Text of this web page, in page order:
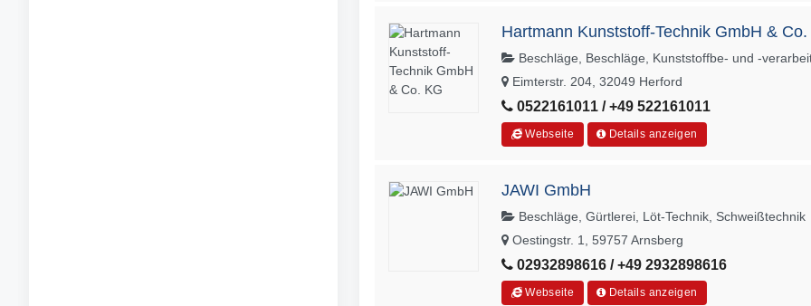
Hartmann Kunststoff-Technik GmbH & Co.
Beschläge, Beschläge, Kunststoffbe- und -
Eimterstr. 204, 32049 Herford
0522161011 / +49 522161011
Webseite Details anzeigen
JAWI GmbH
Beschläge, Gürtlerei, Löt-Technik, Schweißtechnik
Oestingstr. 1, 59757 Arnsberg
02932898616 / +49 2932898616
Webseite Details anzeigen